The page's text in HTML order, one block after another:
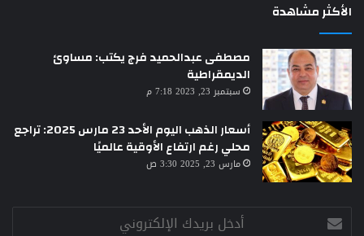
الأكثر مشاهدة
مصطفى عبدالحميد فرج يكتب: مساوئ
الديمقراطية
سبتمبر 23, 2023 7:18 م
أسعار الذهب اليوم الأحد 23 مارس 2025: تراجع
محلي رغم ارتفاع الأوقية عالميًا
مارس 23, 2025 3:30 ص
أدخل